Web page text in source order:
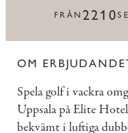
FRÅN 2210
OM
Spela golf i vackra
Uppsala på Elite
bekvämt i luftiga